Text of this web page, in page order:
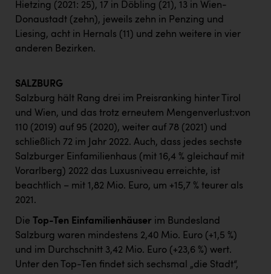
Hietzing (2021: 25), 17 in Döbling (21), 13 in Wien-
Donaustadt (zehn), jeweils zehn in Penzing und
Liesing, acht in Hernals (11) und zehn weitere in vier
anderen Bezirken.
SALZBURG
Salzburg hält Rang drei im Preisranking hinter Tirol
und Wien, und das trotz erneutem Mengenverlust:von
110 (2019) auf 95 (2020), weiter auf 78 (2021) und
schließlich 72 im Jahr 2022. Auch, dass jedes sechste
Salzburger Einfamilienhaus (mit 16,4 % gleichauf mit
Vorarlberg) 2022 das Luxusniveau erreichte, ist
beachtlich – mit 1,82 Mio. Euro, um +15,7 % teurer als
2021.
Die Top-Ten Einfamilienhäuser im Bundesland
Salzburg waren mindestens 2,40 Mio. Euro (+1,5 %)
und im Durchschnitt 3,42 Mio. Euro (+23,6 %) wert.
Unter den Top-Ten findet sich sechsmal „die Stadt“,